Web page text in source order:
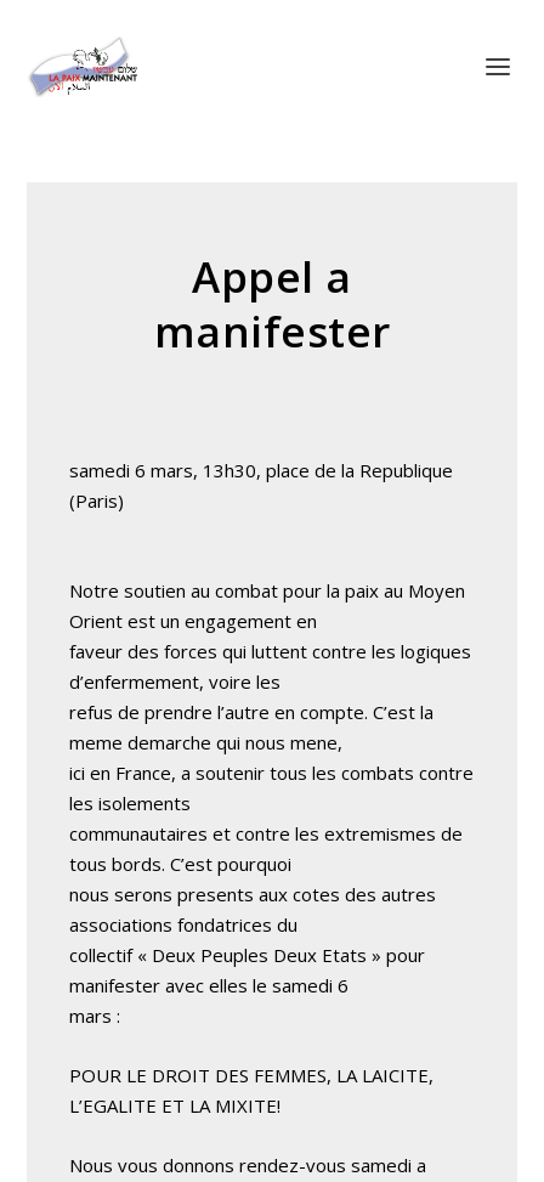
Appel a
manifester
samedi 6 mars, 13h30, place de la Republique
(Paris)
Notre soutien au combat pour la paix au Moyen
Orient est un engagement en
faveur des forces qui luttent contre les logiques
d’enfermement, voire les
refus de prendre l’autre en compte. C’est la
meme demarche qui nous mene,
ici en France, a soutenir tous les combats contre
les isolements
communautaires et contre les extremismes de
tous bords. C’est pourquoi
nous serons presents aux cotes des autres
associations fondatrices du
collectif « Deux Peuples Deux Etats » pour
manifester avec elles le samedi 6
mars :
POUR LE DROIT DES FEMMES, LA LAICITE,
L’EGALITE ET LA MIXITE!
Nous vous donnons rendez-vous samedi a